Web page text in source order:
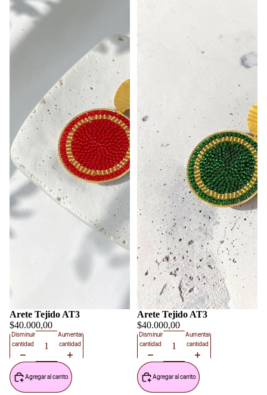
Arete Tejido AT3
$40.000,00
Disminuir
cantidad
Aumentar
cantidad
Agregar al carrito
Arete Tejido AT3
$40.000,00
Disminuir
cantidad
Aumentar
cantidad
Agregar al carrito